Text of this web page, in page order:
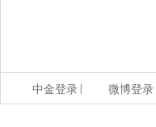
中金登录 微博登录